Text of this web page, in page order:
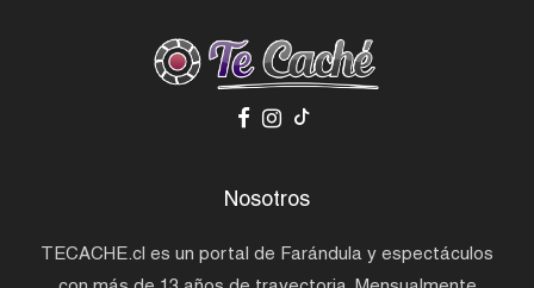
Nosotros
TECACHE.cl es un portal de Farándula y espectáculos